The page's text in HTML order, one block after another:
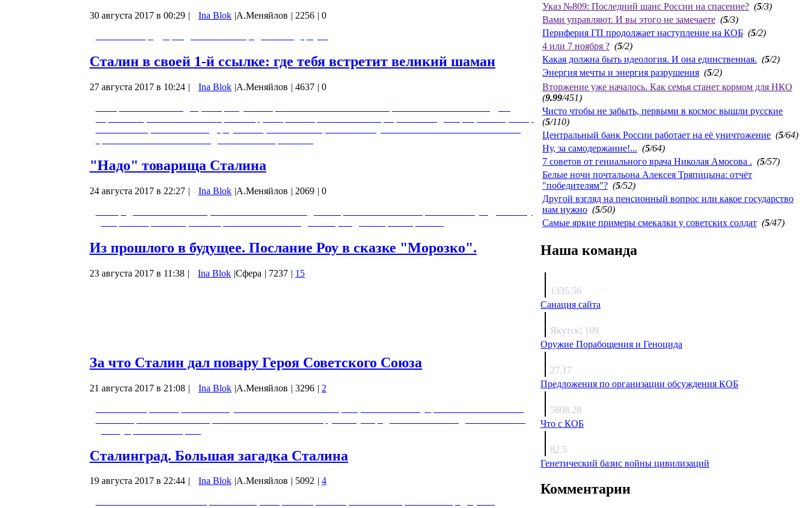
30 августа 2017 в 00:29 | Ina Blok |А.Меняйлов | 2256 | 0
Сталин в своей 1-й ссылке: где тебя встретит великий шаман
27 августа 2017 в 10:24 | Ina Blok |А.Меняйлов | 4637 | 0
"Надо" товарища Сталина
24 августа 2017 в 22:27 | Ina Blok |А.Меняйлов | 2069 | 0
Из прошлого в будущее. Послание Роу в сказке "Морозко".
23 августа 2017 в 11:38 | Ina Blok |Сфера | 7237 | 15
За что Сталин дал повару Героя Советского Союза
21 августа 2017 в 21:08 | Ina Blok |А.Меняйлов | 3296 | 2
Сталинград. Большая загадка Сталина
19 августа 2017 в 22:44 | Ina Blok |А.Меняйлов | 5092 | 4
Указ №809: Последний шанс России на спасение? (5/3)
Вами управляют. И вы этого не замечаете (5/3)
Периферия ГП продолжает наступление на КОБ (5/2)
4 или 7 ноября ? (5/2)
Какая должна быть идеология. И она единственная. (5/2)
Энергия мечты и энергия разрушения (5/2)
Вторжение уже началось. Как семья станет кормом для НКО
(9.99/451)
Чисто чтобы не забыть, первыми в космос вышли русские
(5/110)
Центральный банк России работает на её уничтожение (5/64)
Ну, за самодержание!... (5/64)
7 советов от гениального врача Николая Амосова . (5/57)
Белые ночи почтальона Алексея Тряпицына: отчёт
"победителям"? (5/52)
Другой взгляд на пенсионный вопрос или какое государство
нам нужно (5/50)
Самые яркие примеры смекалки у советских солдат (5/47)
Наша команда
1335.56
Санация сайта
Якутск| 169
Оружие Порабощения и Геноцида
27.17
Предложения по организации обсуждения КОБ
5808.28
Что с КОБ
82.5
Генетический базис войны цивилизаций
Комментарии